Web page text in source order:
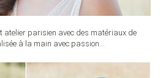
atelier parisien avec des matériaux de
à la main avec passion…